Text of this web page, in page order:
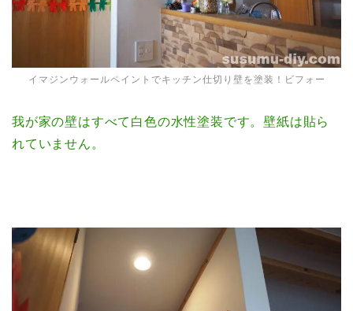
イマジンウォールペイントでキッチン仕切り壁を塗装！ビフォー
我が家の壁はすべて白色の水性塗装です。壁紙は貼ら
れていません。